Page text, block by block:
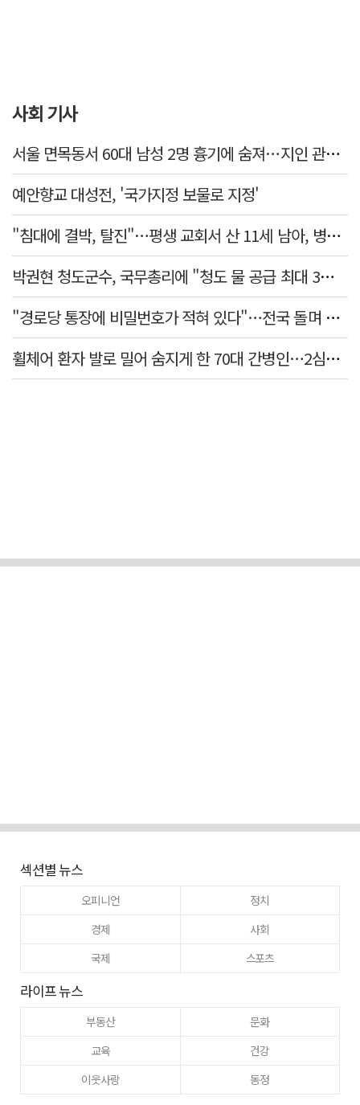
사회 기사
서울 면목동서 60대 남성 2명 흉기에 숨져…지인 관계로 추정
예안향교 대성전, '국가지정 보물로 지정'
"침대에 결박, 탈진"…평생 교회서 산 11세 남아, 병원 이송 끝 숨져
박권현 청도군수, 국무총리에 "청도 물 공급 최대 3만t 늘려달라"
"경로당 통장에 비밀번호가 적혀 있다"…전국 돌며 경로당 13곳 턴 30대 구속
휠체어 환자 발로 밀어 숨지게 한 70대 간병인…2심도 집행유예
섹션별 뉴스
오피니언
정치
경제
사회
국제
스포츠
라이프 뉴스
부동산
문화
교육
건강
이웃사랑
동정